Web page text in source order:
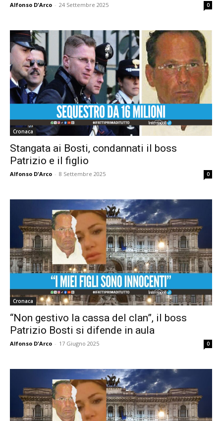
Alfonso D'Arco - 24 Settembre 2025 0
Cronaca
Stangata ai Bosti, condannati il boss
Patrizio e il figlio
Alfonso D'Arco - 8 Settembre 2025 0
Cronaca
“Non gestivo la cassa del clan”, il boss
Patrizio Bosti si difende in aula
Alfonso D'Arco - 17 Giugno 2025 0